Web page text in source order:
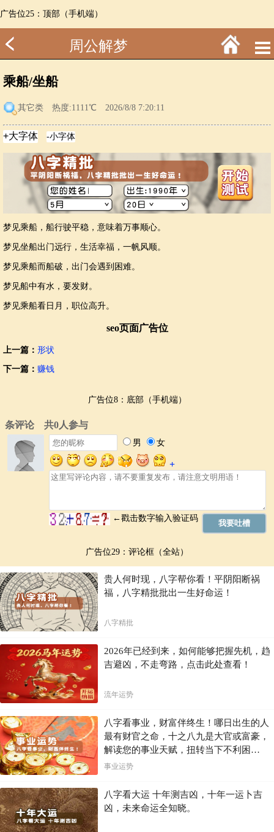
广告位25：顶部（手机端）
周公解梦
乘船/坐船
其它类 热度:1111℃ 2026/8/8 7:20:11
梦见乘船，船行驶平稳，意味着万事顺心。
梦见坐船出门远行，生活幸福，一帆风顺。
梦见乘船而船破，出门会遇到困难。
梦见船中有水，要发财。
梦见乘船看日月，职位高升。
seo页面广告位
上一篇： 形状
下一篇： 赚钱
广告位8：底部（手机端）
广告位29：评论框（全站）
贵人何时现，八字帮你看！平阴阳断祸
福，八字精批批出一生好命运！
八字精批
2026年已经到来，如何能够把握先机，趋
吉避凶，不走弯路，点击此处查看！
流年运势
八字看事业，财富伴终生！哪日出生的人
最有财官之命，十之八九是大官或富豪，
解读您的事业天赋，扭转当下不利困
局！！
事业运势
八字看大运 十年测吉凶，十年一运卜吉
凶，未来命运全知晓。